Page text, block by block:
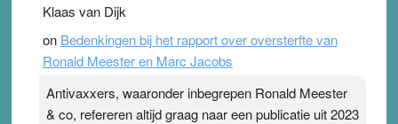
Klaas van Dijk
on Bedenkingen bij het rapport over oversterfte van
Ronald Meester en Marc Jacobs
Antivaxxers, waaronder inbegrepen Ronald Meester
& co, refereren altijd graag naar een publicatie uit 2023